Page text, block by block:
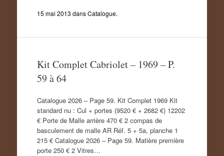
15 mai 2013 dansCatalogue.
Kit Complet Cabriolet – 1969 – P.
59 à 64
Catalogue 2026 – Page 59. Kit Complet 1969 Kit
standard nu : Cul + portes (9520 € + 2682 €) 12202
€ Porte de Malle arrière 470 € 2 compas de
basculement de malle AR Réf. 5 + 5a, planche 1
215 € Catalogue 2026 – Page 59. Matière première
porte 250 € 2 Vitres…